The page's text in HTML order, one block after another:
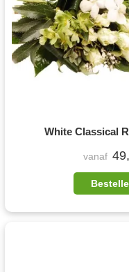
White Classical
vanaf